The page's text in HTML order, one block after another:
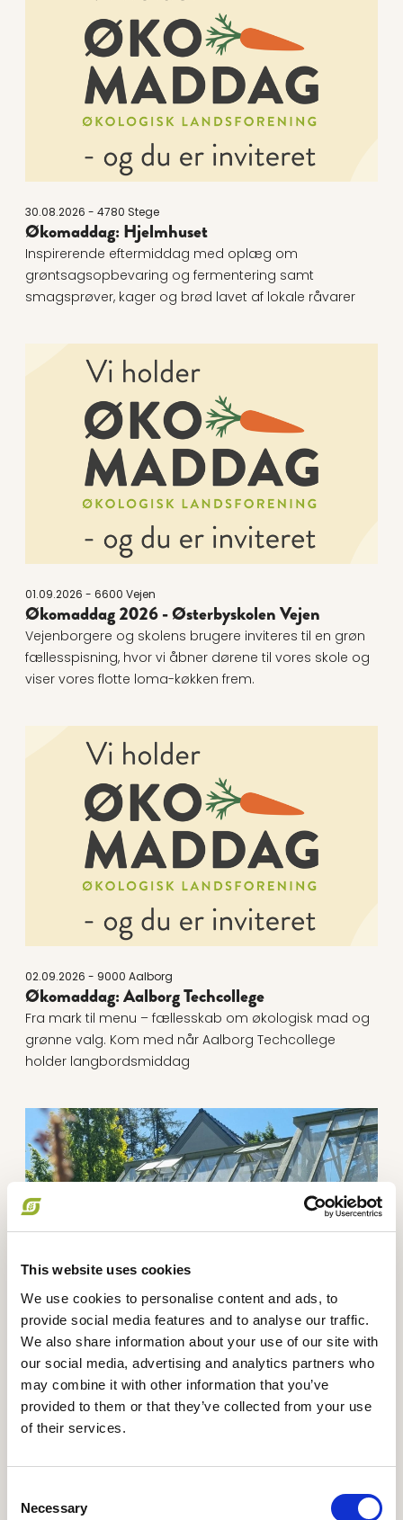
This website uses cookies
We use cookies to personalise content and ads, to
provide social media features and to analyse our traffic.
We also share information about your use of our site with
our social media, advertising and analytics partners who
may combine it with other information that you’ve
provided to them or that they’ve collected from your use
of their services.
Selection
Necessary
30.08.2026 - 4780 Stege
Økomaddag: Hjelmhuset
Inspirerende eftermiddag med oplæg om
grøntsagsopbevaring og fermentering samt
smagsprøver, kager og brød lavet af lokale råvarer
01.09.2026 - 6600 Vejen
Økomaddag 2026 - Østerbyskolen Vejen
Vejenborgere og skolens brugere inviteres til en grøn
fællesspisning, hvor vi åbner dørene til vores skole og
viser vores flotte loma-køkken frem.
02.09.2026 - 9000 Aalborg
Økomaddag: Aalborg Techcollege
Fra mark til menu – fællesskab om økologisk mad og
grønne valg. Kom med når Aalborg Techcollege
holder langbordsmiddag
Læs mere om Økomaddag 2026 - Skovmærke ApS
12.09.2026 - 5491 Blommenslyst
Økomaddag 2026 - Skovmærke ApS
Økomaddagen afholdes på landstedet Langkildehus
og sætter naturen i centrum – både som frirum og
Læs mere om Økomaddag 2026 - Toftegaard